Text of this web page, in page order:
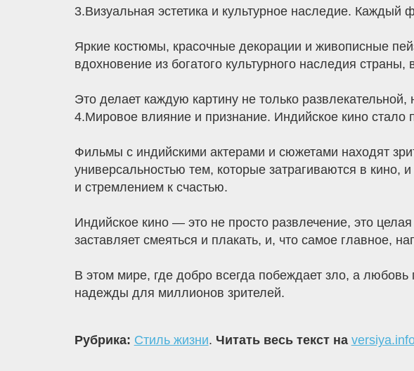
3.Визуальная эстетика и культурное наследие. Каждый
Яркие костюмы, красочные декорации и живописные
вдохновение из богатого культурного наследия
Это делает каждую картину не только
4.Мировое влияние и признание. Индийское кино
Фильмы с индийскими актерами и сюжетами находят
универсальностью тем, которые затрагиваются в кино,
и стремлением к счастью.
Индийское кино — это не просто развлечение, это
заставляет смеяться и плакать, и, что самое главное,
В этом мире, где добро всегда побеждает зло, а
надежды для миллионов зрителей.
Рубрика: Стиль жизни. Читать весь текст на